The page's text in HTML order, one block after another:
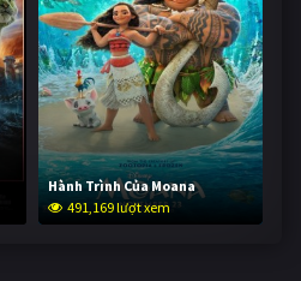
Hành Trình Của Moana
491,169 lượt xem